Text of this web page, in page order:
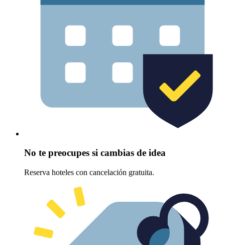
No te preocupes si cambias de idea
Reserva hoteles con cancelación gratuita.